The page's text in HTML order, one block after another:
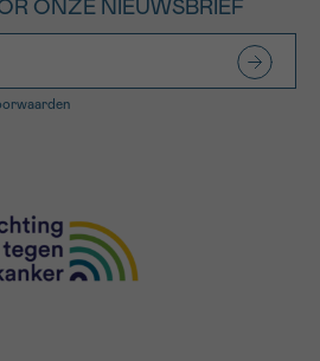
ONZE NIEUWSBRIEF